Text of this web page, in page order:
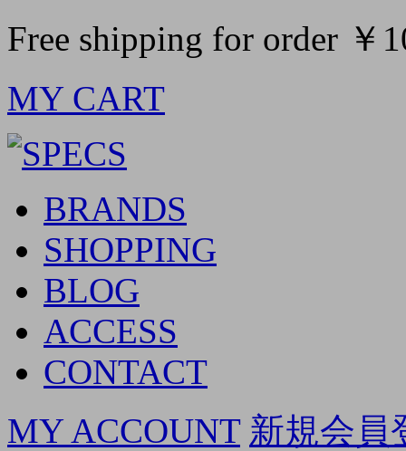
Free shipping for order ￥
MY CART
BRANDS
SHOPPING
BLOG
ACCESS
CONTACT
MY ACCOUNT 新規会員